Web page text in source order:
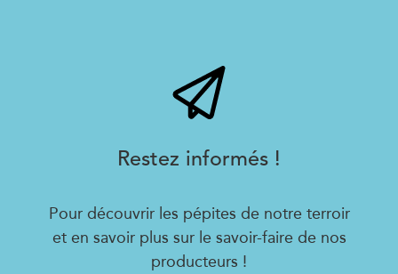
Restez informés !
Pour découvrir les pépites de notre terroir
et en savoir plus sur le savoir-faire de nos
producteurs !